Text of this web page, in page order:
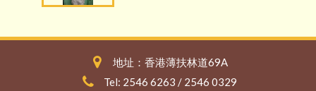
地址：香港薄扶林道69A
Tel: 2546 6263 / 2546 0329